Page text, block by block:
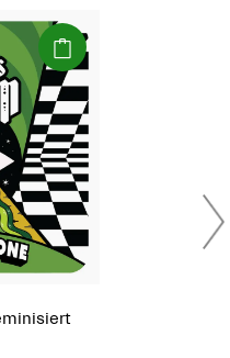
(Paket)